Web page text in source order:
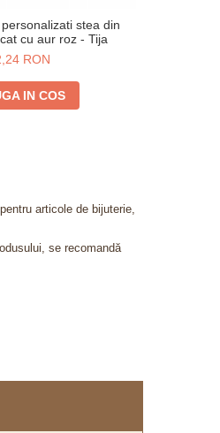
stea din
cu aur roz - Tija
RON
IN COS
articole de bijuterie,
se recomandă